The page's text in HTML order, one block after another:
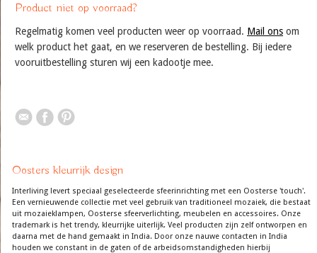
Product niet op voorraad?
Regelmatig komen veel producten weer op voorraad. Mail ons om
welk product het gaat, en we reserveren de bestelling. Bij iedere
vooruitbestelling sturen wij een kadootje mee.
Oosters kleurrijk design
Interliving levert speciaal geselecteerde sfeerinrichting met een Oosterse 'touch'.
Een vernieuwende collectie met veel gebruik van traditioneel mozaiek, die bestaat
uit mozaieklampen, Oosterse sfeerverlichting, meubelen en accessoires. Onze
trademark is het trendy, kleurrijke uiterlijk. Veel producten zijn zelf ontworpen en
daarna met de hand gemaakt in India. Door onze nauwe contacten in India
houden we constant in de gaten of de arbeidsomstandigheden hierbij